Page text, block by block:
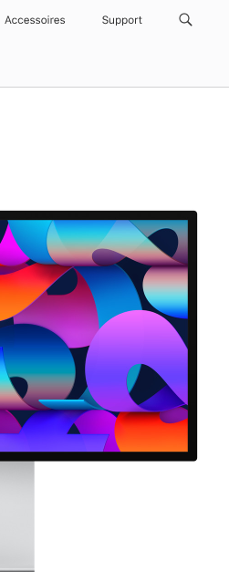
Accessoires Support